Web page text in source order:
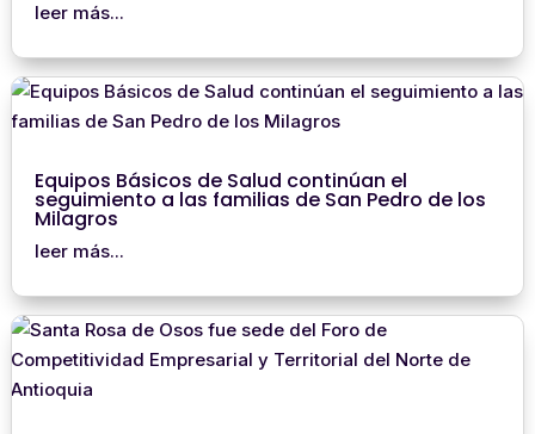
leer más...
Equipos Básicos de Salud continúan el
seguimiento a las familias de San Pedro de los
Milagros
leer más...